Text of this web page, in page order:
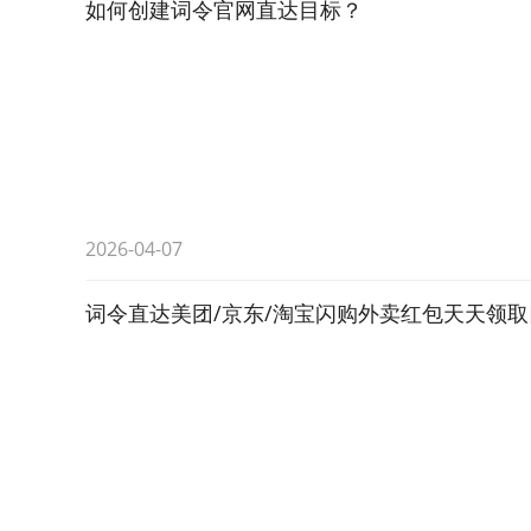
如何创建词令官网直达目标？
2026-04-07
词令直达美团/京东/淘宝闪购外卖红包天天领取